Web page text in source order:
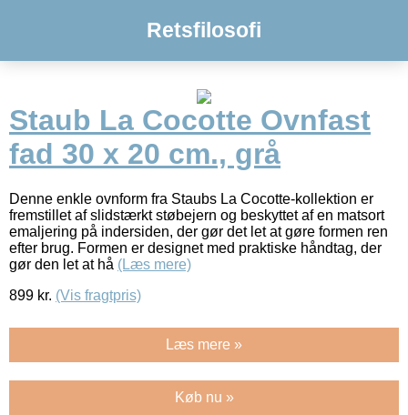
Retsfilosofi
Staub La Cocotte Ovnfast
fad 30 x 20 cm., grå
Denne enkle ovnform fra Staubs La Cocotte-kollektion er
fremstillet af slidstærkt støbejern og beskyttet af en matsort
emaljering på indersiden, der gør det let at gøre formen ren
efter brug. Formen er designet med praktiske håndtag, der
gør den let at hå (Læs mere)
899 kr. (Vis fragtpris)
Læs mere »
Køb nu »